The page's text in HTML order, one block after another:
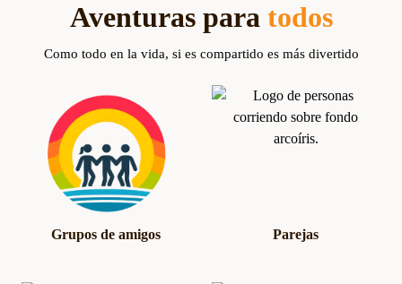
Aventuras para todos
Como todo en la vida, si es compartido es más divertido
Grupos de amigos Parejas